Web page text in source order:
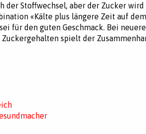
der Stoffwechsel, aber der Zucker
«Kälte plus längere Zeit auf
für den guten Geschmack. Bei
spielt der